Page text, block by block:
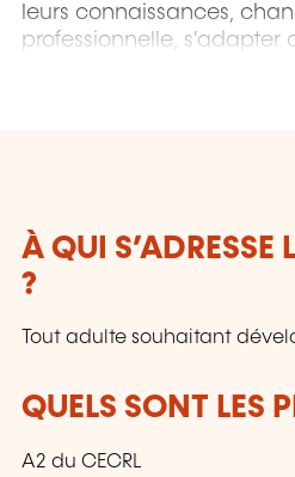
leurs connaissances,
professionnelle, s'adapter
technologies, enrichir leur
À QUI S’ADRESSE
?
Tout adulte souhaitant
QUELS SONT LES
A2 du CECRL